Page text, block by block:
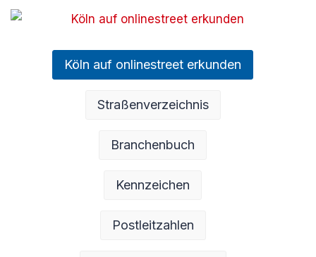
Köln auf onlinestreet erkunden
Straßenverzeichnis
Branchenbuch
Kennzeichen
Postleitzahlen